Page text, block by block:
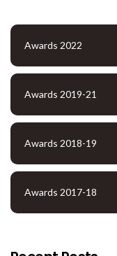
Awards 2022
Awards 2019-21
Awards 2018-19
Awards 2017-18